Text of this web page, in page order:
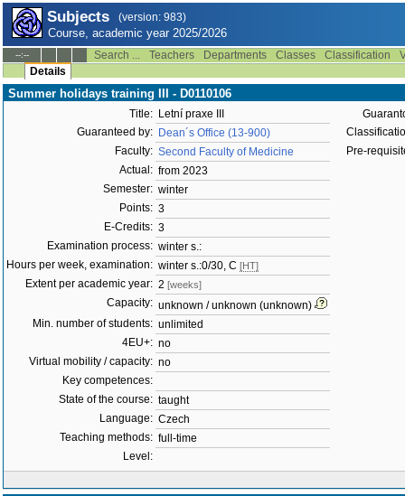
Subjects (version: 983)
Course, academic year 2025/2026
--:-- Search ... Teachers Departments Classes Classification
Details
Summer holidays training III - D0110106
Title: Letní praxe III
Guaranteed by: Dean´s Office (13-900)
Faculty: Second Faculty of Medicine
Actual: from 2023
Semester: winter
Points: 3
E-Credits: 3
Examination process: winter s.:
Hours per week, examination: winter s.:0/30, C [HT]
Extent per academic year: 2 [weeks]
Capacity: unknown / unknown (unknown)
Min. number of students: unlimited
4EU+: no
Virtual mobility / capacity: no
Key competences:
State of the course: taught
Language: Czech
Teaching methods: full-time
Level:
Pre-